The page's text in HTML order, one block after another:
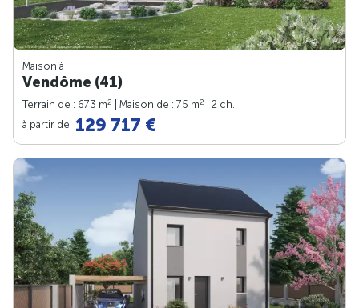
Maison à
Vendôme (41)
Terrain de : 673 m2 | Maison de : 75 m2
| 2 ch.
à partir de 129 717 €